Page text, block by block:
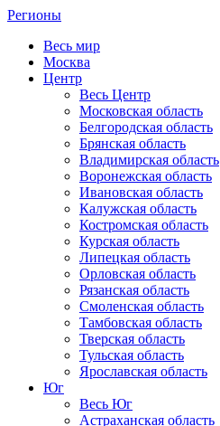
Регионы
Весь мир
Москва
Центр
Весь Центр
Московская область
Белгородская область
Брянская область
Владимирская область
Воронежская область
Ивановская область
Калужская область
Костромская область
Курская область
Липецкая область
Орловская область
Рязанская область
Смоленская область
Тамбовская область
Тверская область
Тульская область
Ярославская область
Юг
Весь Юг
Астраханская область